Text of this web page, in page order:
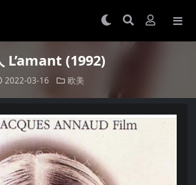
L’amant (1992)
2022-03-16 欧美